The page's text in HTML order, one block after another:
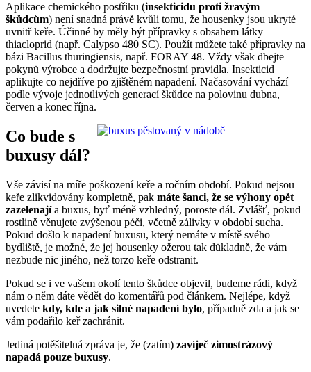
Aplikace chemického postřiku (insekticidu proti žravým
škůdcům) není snadná právě kvůli tomu, že housenky jsou ukryté
uvnitř keře. Účinné by měly být přípravky s obsahem látky
thiacloprid (např. Calypso 480 SC). Použít můžete také přípravky na
bázi Bacillus thuringiensis, např. FORAY 48. Vždy však dbejte
pokynů výrobce a dodržujte bezpečnostní pravidla. Insekticid
aplikujte co nejdříve po zjištěném napadení. Načasování vychází
podle vývoje jednotlivých generací škůdce na polovinu dubna,
červen a konec října.
Co bude s
buxusy dál?
Vše závisí na míře poškození keře a ročním období. Pokud nejsou
keře zlikvidovány kompletně, pak máte šanci, že se výhony opět
zazelenajía buxus, byť méně vzhledný, poroste dál. Zvlášť, pokud
rostlině věnujete zvýšenou péči, včetně zálivky v období sucha.
Pokud došlo k napadení buxusu, který nemáte v místě svého
bydliště, je možné, že jej housenky ožerou tak důkladně, že vám
nezbude nic jiného, než torzo keře odstranit.
Pokud se i ve vašem okolí tento škůdce objevil, budeme rádi, když
nám o něm dáte vědět do komentářů pod článkem. Nejlépe, když
uvedete kdy, kde a jak silné napadení bylo, případně zda a jak se
vám podařilo keř zachránit.
Jediná potěšitelná zpráva je, že (zatím) zavíječ zimostrázový
napadá pouze buxusy.